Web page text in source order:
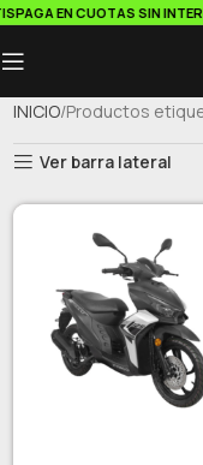
EN CUOTAS SIN INTERES
INICIO Productos
Ver barra lateral